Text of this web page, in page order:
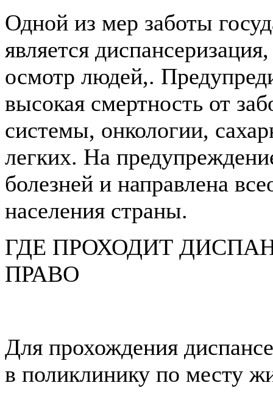
Одной из мер заботы
является
осмотр людей,.
высокая смертность от
системы, онкологии,
легких. На
болезней и направлена
населения страны.
ГДЕ ПРОХОДИТ
ПРАВО
Для прохождения
в поликлинику по месту